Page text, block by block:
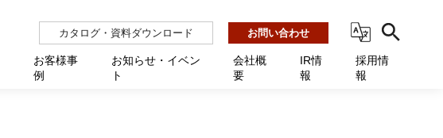
カタログ・資料ダウンロード お問い合わせ
お客様事
例
お知らせ・イベン
ト
会社概
要
IR情
報
採用情
報